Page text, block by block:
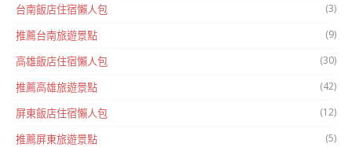
台南飯店住宿懶人包 (3)
推薦台南旅遊景點 (9)
高雄飯店住宿懶人包 (30)
推薦高雄旅遊景點 (42)
屏東飯店住宿懶人包 (12)
推薦屏東旅遊景點 (5)